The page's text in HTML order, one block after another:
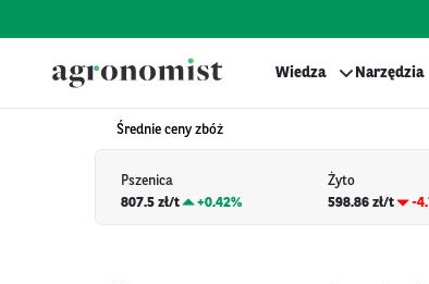
Wiedza Narzędzia
Średnie ceny zbóż
Pszenica
807.5 zł/t
+0.42%
Żyto
598.86 zł/t
-